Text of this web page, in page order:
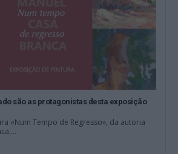
são as protagonistas desta exposição
«Num Tempo de Regresso», da autoria